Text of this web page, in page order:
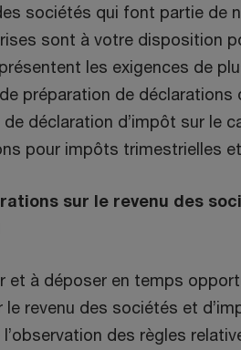
sociétés qui font partie de
sont à votre disposition
les exigences de
préparation de déclarations
déclaration d’impôt sur le
pour impôts trimestrielles
sur le revenu des
et à déposer en temps
le revenu des sociétés et
des règles